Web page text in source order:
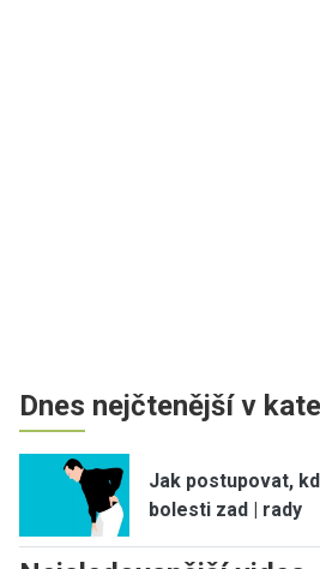
Dnes nejčtenější v
Jak postupovat,
bolesti zad | rady